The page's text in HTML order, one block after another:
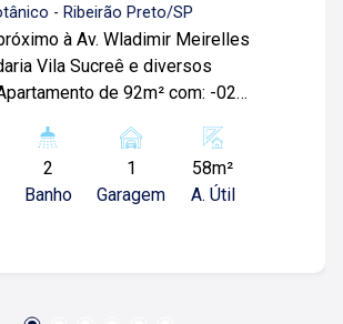
- Ribeirão Preto/SP
à Av. Wladimir Meirelles
Vila Sucreê e diversos
ampla com varanda; -01 banheiro
blindex; -Cozinha planejada;
-Área gourmet com armários e
2
Banho
1
Garagem
58m²
A. Útil